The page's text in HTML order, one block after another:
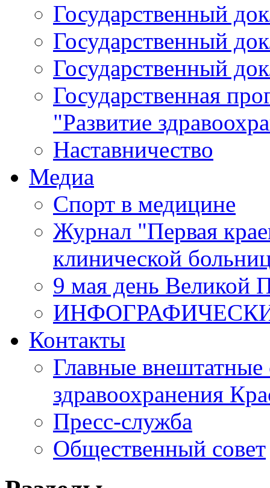
Государственный
Государственный
Государственный
Государственная
"Развитие
Наставничество
Медиа
Спорт в медицине
Журнал "Первая
клинической
9 мая день Великой
Контакты
Главные внештатные
здравоохранения
Пресс-служба
Общественный совет